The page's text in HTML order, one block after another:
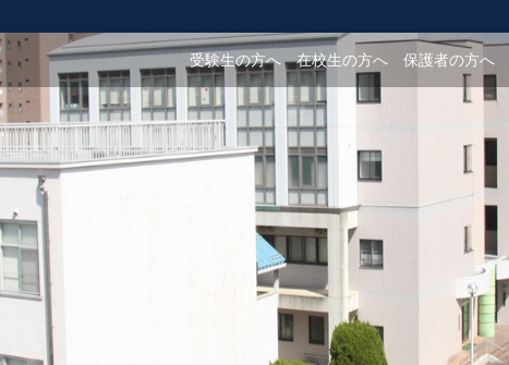
受験生の方へ 在校生の方へ 保護者の方へ